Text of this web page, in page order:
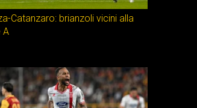
Catanzaro: brianzoli vicini alla
A